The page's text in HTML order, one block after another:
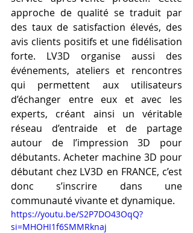
approche de qualité se traduit par
des taux de satisfaction élevés, des
avis clients positifs et une fidélisation
forte. LV3D organise aussi des
événements, ateliers et rencontres
qui permettent aux utilisateurs
d’échanger entre eux et avec les
experts, créant ainsi un véritable
réseau d’entraide et de partage
autour de l’impression 3D pour
débutants. Acheter machine 3D pour
débutant chez LV3D en FRANCE, c’est
donc s’inscrire dans une
communauté vivante et dynamique.
https://youtu.be/S2P7DO43OqQ?
si=MHOHI1f6SMMRknaj